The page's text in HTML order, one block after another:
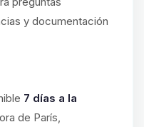
y documentación
7 días a la
de París,